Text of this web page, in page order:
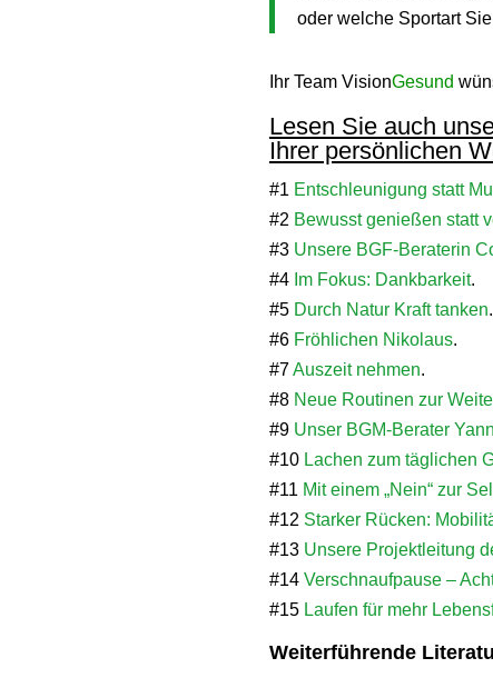
oder welche Sportart
Ihr Team VisionGesund
Lesen Sie auch
Ihrer persönlichen
#1 Entschleunigung statt
#2 Bewusst genießen statt
#3 Unsere BGF-Beraterin
#4 Im Fokus: Dankbarkeit.
#5 Durch Natur Kraft tanken.
#6 Fröhlichen Nikolaus.
#7Auszeit nehmen.
#8 Neue Routinen zur
#9 Unser BGM-Berater
#10 Lachen zum täglichen
#11 Mit einem „Nein“ zur
#12 Starker Rücken:
#13 Unsere Projektleitung
#14 Verschnaufpause –
#15 Laufen für mehr
Weiterführende